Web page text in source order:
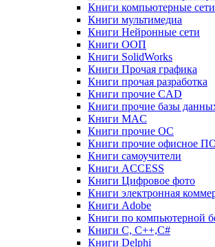
Книги компьютерные сети
Книги мультимедиа
Книги Нейронные сети
Книги ООП
Книги SolidWorks
Книги Прочая графика
Книги прочая разработка
Книги прочие CAD
Книги прочие базы
Книги MAC
Книги прочие ОС
Книги прочие офисное
Книги самоучители
Книги ACCESS
Книги Цифровое фото
Книги электронная
Книги Adobe
Книги по компьютерной
Книги C, C++,С#
Книги Delphi